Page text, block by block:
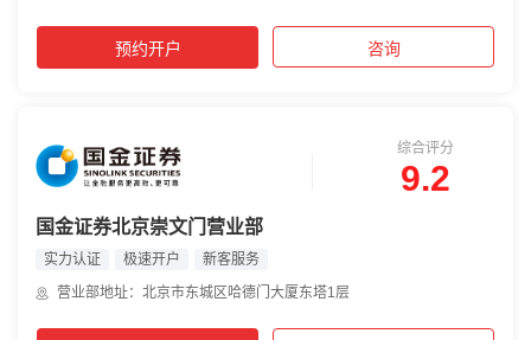
预约开户 咨询
综合评分
9.2
国金证券北京崇文门营业部
实力认证 极速开户
新客服务
营业部地址：北京市东城区哈德门大厦东塔1层